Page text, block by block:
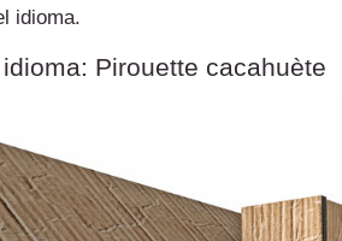
idioma.
Pirouette cacahuète